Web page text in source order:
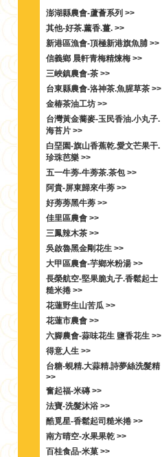
澎湖縣農會-蘆薈系列 >>
其他-好茶.薰香.薑. >>
新港區漁會-頂極新港旗魚脯 >>
信義鄉 晨軒青梅精煉梅 >>
三峽鎮農會-茶 >>
台東縣農會-洛神茶.魚腥草茶 >>
金椿茶油工坊 >>
台灣黃金蕎麥-玉民香油.小丸子.
海苔片 >>
白堊園-旗山香蕉乾.愛文芒果干.
珍珠芭樂 >>
五一牛蒡-牛蒡茶.茶包 >>
阿貴-屏東歸來牛蒡 >>
好蒡蒡黑牛蒡 >>
佳里區農會 >>
三鳳辣木茶 >>
吳啟魯黑金剛花生 >>
大甲區農會-芋鄉米粉湯 >>
長榮航空-堅果脆丸子.香鬆起士
糙米捲 >>
花蓮野生山苦瓜 >>
花蓮市農會 >>
六腳農會-蒜味花生 鹽香花生 >>
得意人生 >>
台糖-蜆精.大蒜精.詩夢絲洗髮精
>>
奮起福-米磚 >>
法寶-洗髮沐浴 >>
酷覓星-香鬆起司糙米捲 >>
南方晴空-水果果乾 >>
百桂食品-米菓 >>